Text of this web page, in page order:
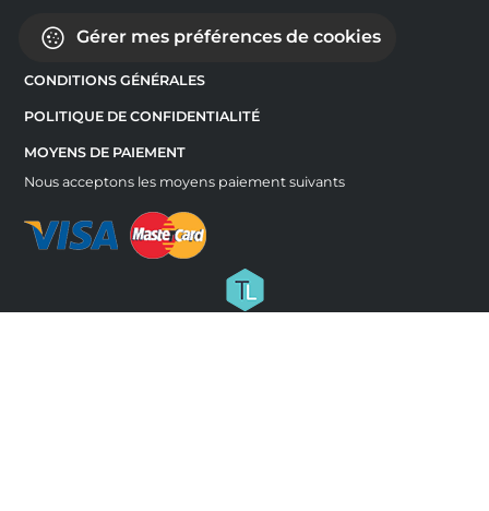
Gérer mes préférences de cookies
CONDITIONS GÉNÉRALES
POLITIQUE DE CONFIDENTIALITÉ
MOYENS DE PAIEMENT
Nous acceptons les moyens paiement suivants